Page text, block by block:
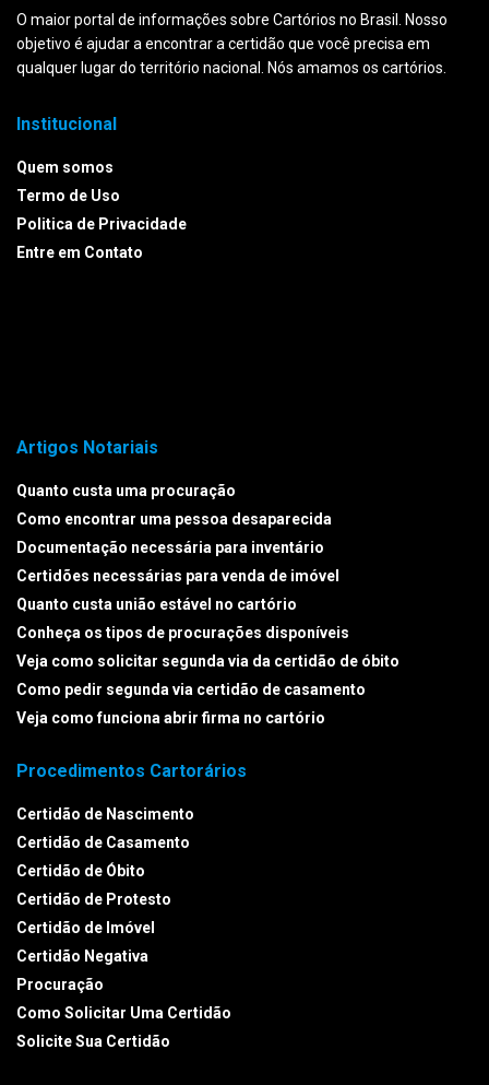
O maior portal de informações sobre Cartórios no Brasil. Nosso
objetivo é ajudar a encontrar a certidão que você precisa em
qualquer lugar do território nacional. Nós amamos os cartórios.
Institucional
Quem somos
Termo de Uso
Politica de Privacidade
Entre em Contato
Artigos Notariais
Quanto custa uma procuração
Como encontrar uma pessoa desaparecida
Documentação necessária para inventário
Certidões necessárias para venda de imóvel
Quanto custa união estável no cartório
Conheça os tipos de procurações disponíveis
Veja como solicitar segunda via da certidão de óbito
Como pedir segunda via certidão de casamento
Veja como funciona abrir firma no cartório
Procedimentos Cartorários
Certidão de Nascimento
Certidão de Casamento
Certidão de Óbito
Certidão de Protesto
Certidão de Imóvel
Certidão Negativa
Procuração
Como Solicitar Uma Certidão
Solicite Sua Certidão